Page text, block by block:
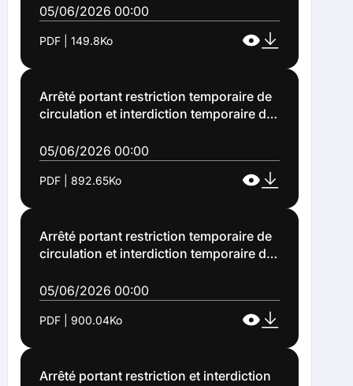
d'Alembert et Place Honoré de Balzac à
Lens du 22 juin au 18 septembre 2026
(Arrêté n°2026-1045)
05/06/2026 00:00
PDF | 149.8Ko
Arrêté portant restriction temporaire de
circulation et interdiction temporaire de
Alfred Maës à Lens du 8 juin au 10 juillet
2026 (Arrêté n°2026-1046)
05/06/2026 00:00
PDF | 892.65Ko
Arrêté portant restriction temporaire de
circulation et interdiction temporaire de
du 8 juin au 10 juillet 2026 (Arrêté
n°2026-1047)
05/06/2026 00:00
PDF | 900.04Ko
Arrêté portant restriction et interdiction